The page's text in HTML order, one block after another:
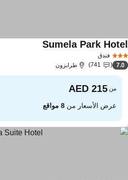
فندق
Sumela Parkمشاهدة الأسعار
7.0
741 طرابزون
من
عرض الأسعار من8 مواقع